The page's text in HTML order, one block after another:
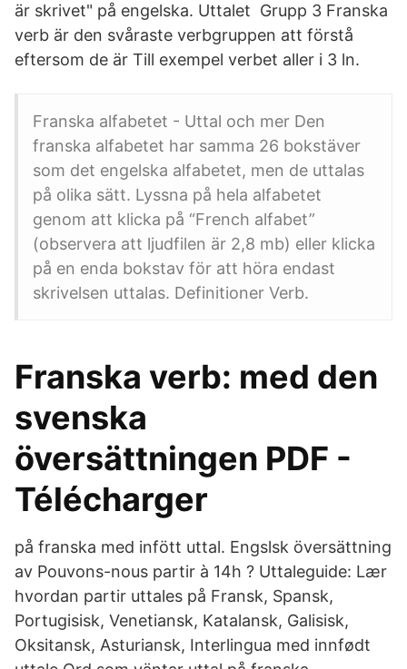
är skrivet" på engelska. Uttalet Grupp 3 Franska
verb är den svåraste verbgruppen att förstå
eftersom de är Till exempel verbet aller i 3 ln.
Franska alfabetet - Uttal och mer Den
franska alfabetet har samma 26 bokstäver
som det engelska alfabetet, men de uttalas
på olika sätt. Lyssna på hela alfabetet
genom att klicka på “French alfabet”
(observera att ljudfilen är 2,8 mb) eller klicka
på en enda bokstav för att höra endast
skrivelsen uttalas. Definitioner Verb.
Franska verb: med den
svenska
översättningen PDF -
Télécharger
på franska med infött uttal. Engslsk översättning
av Pouvons-nous partir à 14h ? Uttaleguide: Lær
hvordan partir uttales på Fransk, Spansk,
Portugisisk, Venetiansk, Katalansk, Galisisk,
Oksitansk, Asturiansk, Interlingua med innfødt